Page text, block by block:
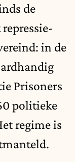
de
in de
Prisoners
politieke
regime is